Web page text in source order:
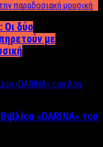
Οι δύο
με
«DARINA» του